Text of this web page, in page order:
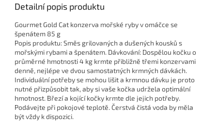
Detailní popis produktu
Gourmet Gold Cat konzerva mořské ryby v omáčce se
špenátem 85 g
Popis produktu: Směs grilovaných a dušených kousků s
mořskými rybami a špenátem. Dávkování: Dospělou kočku o
průměrné hmotnosti 4 kg krmte přibližně třemi konzervami
denně, nejlépe ve dvou samostatných krmných dávkách.
Individuální potřeby se mohou lišit a krmnou dávku je proto
nutné přizpůsobit tak, aby si vaše kočka udržela optimální
hmotnost. Březí a kojící kočky krmte dle jejich potřeby.
Podávejte při pokojové teplotě. Čerstvá čistá voda by měla
být vždy k dispozici.